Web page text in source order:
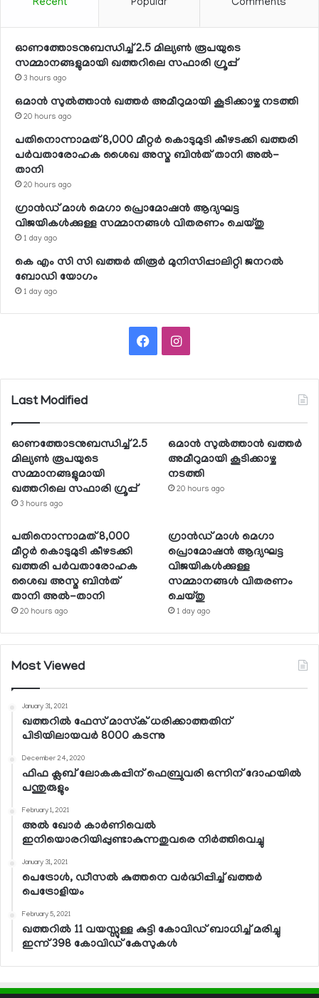
Recent Popular Comments
ഓണത്തോടനുബന്ധിച്ച് 2.5 മില്യണ്‍ രൂപയുടെ
സമ്മാനങ്ങളുമായി ഖത്തറിലെ സഫാരി ഗ്രൂപ്പ്
3 hours ago
ഒമാന്‍ സുല്‍ത്താന്‍ ഖത്തര്‍ അമീറുമായി കൂടിക്കാഴ്ച നടത്തി
20 hours ago
പതിനൊന്നാമത് 8,000 മീറ്റര്‍ കൊടുമുടി കീഴടക്കി ഖത്തരി
പര്‍വതാരോഹക ശൈഖ അസ്മ ബിന്‍ത് താനി അല്‍-
താനി
20 hours ago
ഗ്രാന്‍ഡ് മാള്‍ മെഗാ പ്രൊമോഷന്‍ ആദ്യഘട്ട
വിജയികള്‍ക്കുള്ള സമ്മാനങ്ങള്‍ വിതരണം ചെയ്തു
1 day ago
കെ എം സി സി ഖത്തര്‍ തിരൂര്‍ മുനിസിപ്പാലിറ്റി ജനറല്‍
ബോഡി യോഗം
1 day ago
FacebookInstagram
Last Modified
ഓണത്തോടനുബന്ധിച്ച് 2.5
മില്യണ്‍ രൂപയുടെ
സമ്മാനങ്ങളുമായി
ഖത്തറിലെ സഫാരി ഗ്രൂപ്പ്
3 hours ago
ഒമാന്‍ സുല്‍ത്താന്‍ ഖത്തര്‍
അമീറുമായി കൂടിക്കാഴ്ച
നടത്തി
20 hours ago
പതിനൊന്നാമത് 8,000
മീറ്റര്‍ കൊടുമുടി കീഴടക്കി
ഖത്തരി പര്‍വതാരോഹക
ശൈഖ അസ്മ ബിന്‍ത്
താനി അല്‍-താനി
20 hours ago
ഗ്രാന്‍ഡ് മാള്‍ മെഗാ
പ്രൊമോഷന്‍ ആദ്യഘട്ട
വിജയികള്‍ക്കുള്ള
സമ്മാനങ്ങള്‍ വിതരണം
ചെയ്തു
1 day ago
Most Viewed
January 31, 2021
ഖത്തറില്‍ ഫേസ് മാസ്‌ക് ധരിക്കാത്തതിന്
പിടിയിലായവര്‍ 8000 കടന്നു
December 24, 2020
ഫിഫ ക്ലബ് ലോകകപ്പിന് ഫെബ്രുവരി ഒന്നിന് ദോഹയില്‍
പന്തുരുളും
February 1, 2021
അല്‍ ഖോര്‍ കാര്‍ണിവെല്‍
ഇനിയൊരറിയിപ്പുണ്ടാകുന്നതുവരെ നിര്‍ത്തിവെച്ചു
January 31, 2021
പെട്രോള്‍, ഡീസല്‍ കുത്തനെ വര്‍ദ്ധിപ്പിച്ച് ഖത്തര്‍
പെട്രോളിയം
February 5, 2021
ഖത്തറില്‍ 11 വയസ്സുള്ള കുട്ടി കോവിഡ് ബാധിച്ച് മരിച്ചു
ഇന്ന് 398 കോവിഡ് കേസുകള്‍